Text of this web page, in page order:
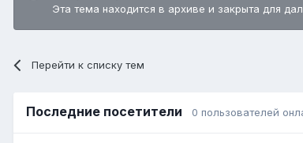
Эта тема находится в архиве и закрыта для
Перейти к списку тем
Последние посетители 0 пользователей